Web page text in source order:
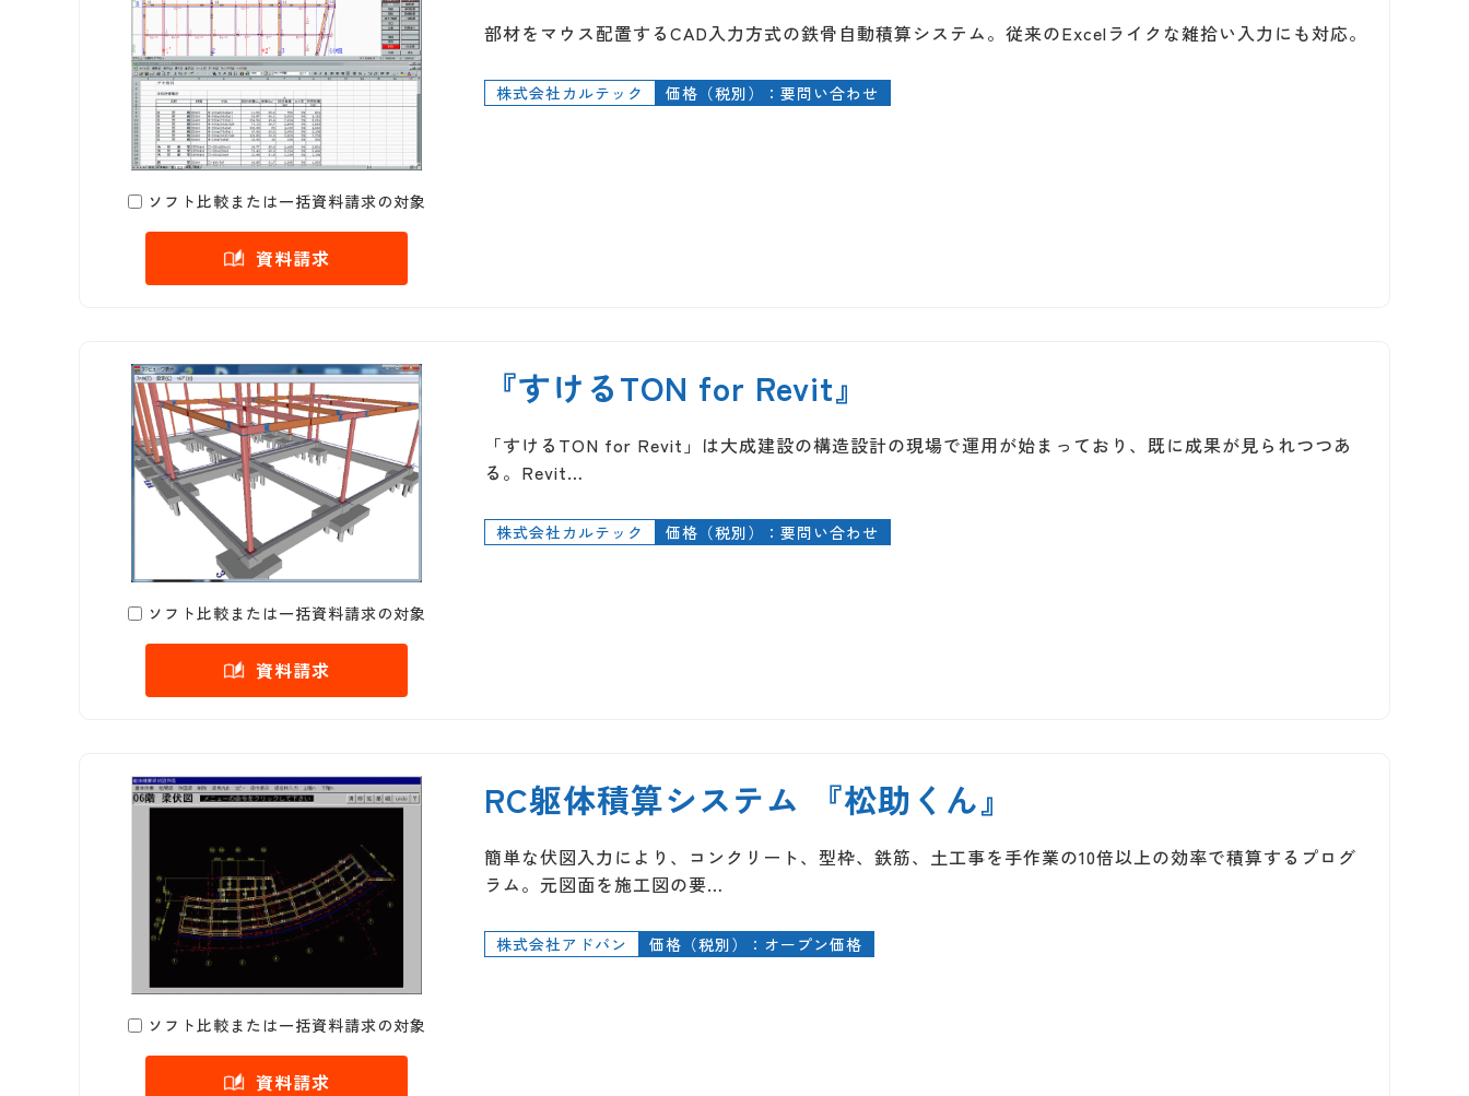
ソフト比較または一括資料請求の対象
資料請求
部材をマウス配置するCAD入力方式の鉄骨自動積算システム。従来のExcelライクな雑拾い入力にも対応。
株式会社カルテック 価格（税別）：要問い合わせ
ソフト比較または一括資料請求の対象
資料請求
『すけるTON for Revit』
「すけるTON for Revit」は大成建設の構造設計の現場で運用が始まっており、既に成果が見られつつあ
る。Revit…
株式会社カルテック 価格（税別）：要問い合わせ
ソフト比較または一括資料請求の対象
資料請求
RC躯体積算システム 『松助くん』
簡単な伏図入力により、コンクリート、型枠、鉄筋、土工事を手作業の10倍以上の効率で積算するプログ
ラム。元図面を施工図の要…
株式会社アドバン 価格（税別）：オープン価格